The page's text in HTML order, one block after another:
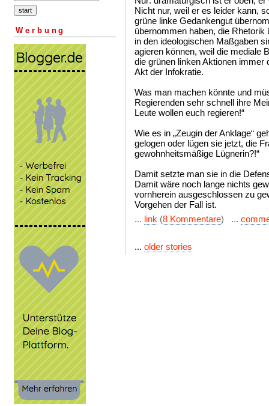
Werbung
Nicht nur, weil er es leider kann,
grüne linke Gedankengut
übernommen haben, die
in den ideologischen Maßgaben
agieren können, weil die mediale
die grünen linken Aktionen
Akt der Infokratie.
Was man machen könnte und
Regierenden sehr schnell ihre
Leute wollen euch regieren!“
Wie es in „Zeugin der Anklage“
gelogen oder lügen sie jetzt, die
gewohnheitsmäßige Lügnerin?!“
Damit setzte man sie in die
Damit wäre noch lange nichts
vornherein ausgeschlossen zu
Vorgehen der Fall ist.
... link (8 Kommentare) ...
... older stories